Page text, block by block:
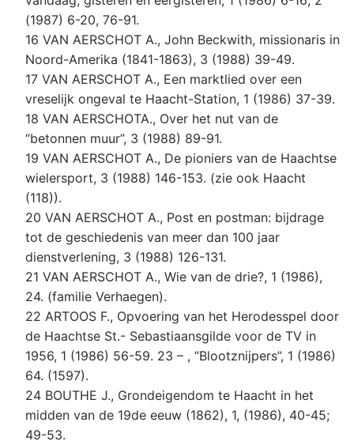
(1987) 6-20, 76-91.
16 VAN AERSCHOT A., John Beckwith, missionaris in
Noord-Amerika (1841-1863), 3 (1988) 39-49.
17 VAN AERSCHOT A., Een marktlied over een
vreselijk ongeval te Haacht-Station, 1 (1986) 37-39.
18 VAN AERSCHOTA., Over het nut van de
“betonnen muur”, 3 (1988) 89-91.
19 VAN AERSCHOT A., De pioniers van de Haachtse
wielersport, 3 (1988) 146-153. (zie ook Haacht
(118)).
20 VAN AERSCHOT A., Post en postman: bijdrage
tot de geschiedenis van meer dan 100 jaar
dienstverlening, 3 (1988) 126-131.
21 VAN AERSCHOT A., Wie van de drie?, 1 (1986),
24. (familie Verhaegen).
22 ARTOOS F., Opvoering van het Herodesspel door
de Haachtse St.- Sebastiaansgilde voor de TV in
1956, 1 (1986) 56-59. 23 – , “Blootznijpers”, 1 (1986)
64. (1597).
24 BOUTHE J., Grondeigendom te Haacht in het
midden van de 19de eeuw (1862), 1, (1986), 40-45;
49-53.